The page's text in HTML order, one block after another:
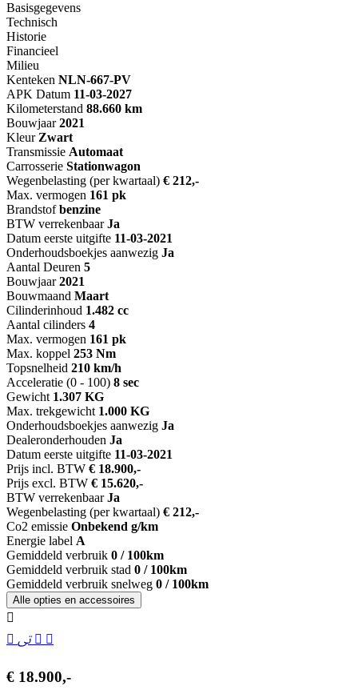
Basisgegevens
Technisch
Historie
Financieel
Milieu
Kenteken NLN-667-PV
APK Datum 11-03-2027
Kilometerstand 88.660 km
Bouwjaar 2021
Kleur Zwart
Transmissie Automaat
Carrosserie Stationwagon
Wegenbelasting (per kwartaal) € 212,-
Max. vermogen 161 pk
Brandstof benzine
BTW verrekenbaar Ja
Datum eerste uitgifte 11-03-2021
Onderhoudsboekjes aanwezig Ja
Aantal Deuren 5
Bouwjaar 2021
Bouwmaand Maart
Cilinderinhoud 1.482 cc
Aantal cilinders 4
Max. vermogen 161 pk
Max. koppel 253 Nm
Topsnelheid 210 km/h
Acceleratie (0 - 100) 8 sec
Gewicht 1.307 KG
Max. trekgewicht 1.000 KG
Onderhoudsboekjes aanwezig Ja
Dealeronderhouden Ja
Datum eerste uitgifte 11-03-2021
Prijs incl. BTW € 18.900,-
Prijs excl. BTW € 15.620,-
BTW verrekenbaar Ja
Wegenbelasting (per kwartaal) € 212,-
Co2 emissie Onbekend g/km
Energie label A
Gemiddeld verbruik 0 / 100km
Gemiddeld verbruik stad 0 / 100km
Gemiddeld verbruik snelweg 0 / 100km
Alle opties en accessoires
€ 18.900,-